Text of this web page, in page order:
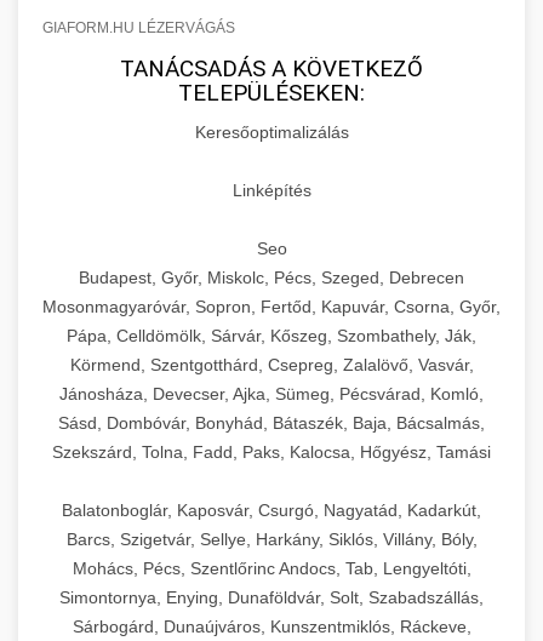
GIAFORM.HU LÉZERVÁGÁS
TANÁCSADÁS A KÖVETKEZŐ
TELEPÜLÉSEKEN:
Keresőoptimalizálás
Linképítés
Seo
Budapest, Győr, Miskolc, Pécs, Szeged, Debrecen
Mosonmagyaróvár, Sopron, Fertőd, Kapuvár, Csorna, Győr,
Pápa, Celldömölk, Sárvár, Kőszeg, Szombathely, Ják,
Körmend, Szentgotthárd, Csepreg, Zalalövő, Vasvár,
Jánosháza, Devecser, Ajka, Sümeg, Pécsvárad, Komló,
Sásd, Dombóvár, Bonyhád, Bátaszék, Baja, Bácsalmás,
Szekszárd, Tolna, Fadd, Paks, Kalocsa, Hőgyész, Tamási
Balatonboglár, Kaposvár, Csurgó, Nagyatád, Kadarkút,
Barcs, Szigetvár, Sellye, Harkány, Siklós, Villány, Bóly,
Mohács, Pécs, Szentlőrinc Andocs, Tab, Lengyeltóti,
Simontornya, Enying, Dunaföldvár, Solt, Szabadszállás,
Sárbogárd, Dunaújváros, Kunszentmiklós, Ráckeve,